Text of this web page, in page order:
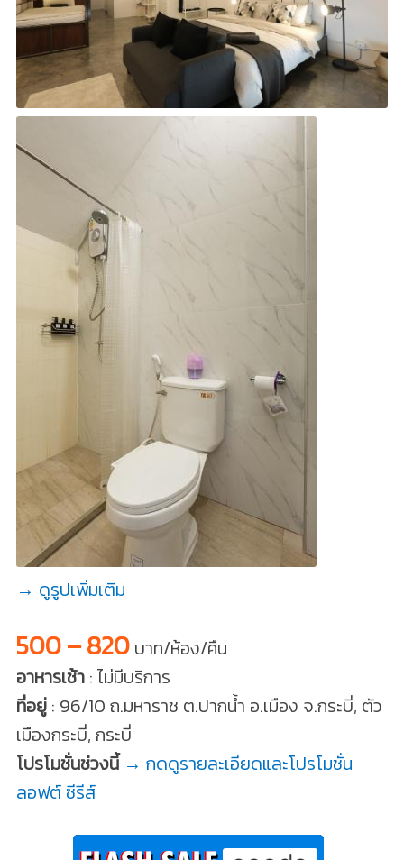
→ ดูรูปเพิ่มเติม
500 – 820บาท/ห้อง/คืน
อาหารเช้า: ไม่มีบริการ
ที่อยู่: 96/10 ถ.มหาราช ต.ปากน้ำ อ.เมือง จ.กระบี่, ตัว
เมืองกระบี่, กระบี่
โปรโมชั่นช่วงนี้ → กดดูรายละเอียดและโปรโมชั่น
ลอฟต์ ซีรีส์